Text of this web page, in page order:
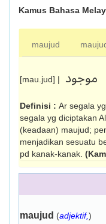
Kamus Bahasa
maujud
[mau.jud] | موجود
Definisi : Ar segala
segala yg diciptakan
(keadaan) maujud;
menjadikan sesuatu
pd kanak-kanak.
maujud (adjektif,)